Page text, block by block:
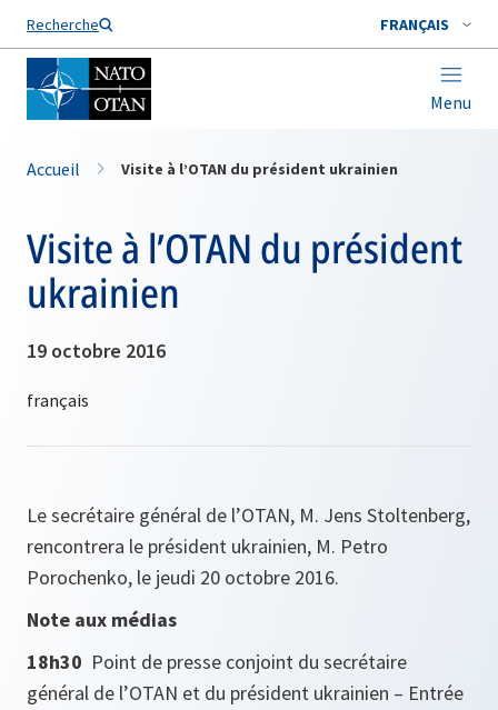
Recherche FRANÇAIS
Menu
Nom de famille*
Accueil Visite à l’OTAN du président ukrainien
Visite à l’OTAN du président
ukrainien
19 octobre 2016
Le secrétaire général de l’OTAN, M. Jens Stoltenberg,
rencontrera le président ukrainien, M. Petro
Porochenko, le jeudi 20 octobre 2016.
Note aux médias
18h30 Point de presse conjoint du secrétaire
général de l’OTAN et du président ukrainien – Entrée